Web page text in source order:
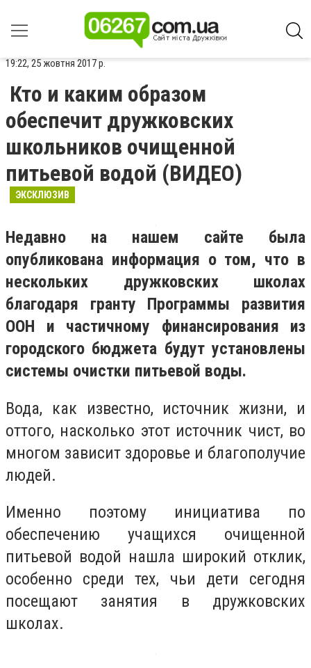
19:22, 25 жовтня 2017 р.
Кто и каким образом
обеспечит дружковских
школьников очищенной
питьевой водой (ВИДЕО)
ЭКСКЛЮЗИВ
Недавно на нашем сайте была
опубликована информация о том, что в
нескольких дружковских школах
благодаря гранту Программы развития
ООН и частичному финансирования из
городского бюджета будут установлены
системы очистки питьевой воды.
Вода, как известно, источник жизни, и
оттого, насколько этот источник чист, во
многом зависит здоровье и благополучие
людей.
Именно поэтому инициатива по
обеспечению учащихся очищенной
питьевой водой нашла широкий отклик,
особенно среди тех, чьи дети сегодня
посещают занятия в дружковских
школах.